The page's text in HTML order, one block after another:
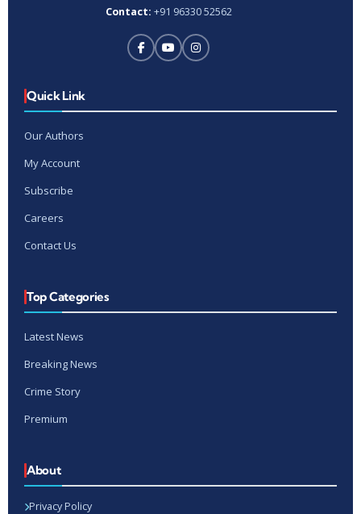
Contact: +91 96330 52562
Quick Link
Our Authors
My Account
Subscribe
Careers
Contact Us
Top Categories
Latest News
Breaking News
Crime Story
Premium
About
Privacy Policy